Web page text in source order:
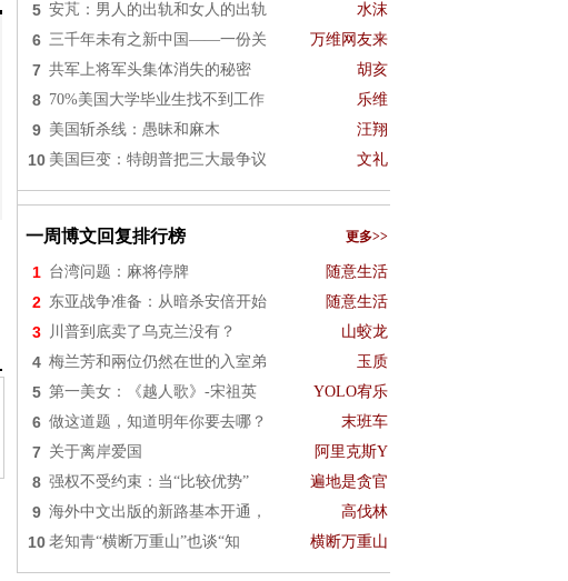
5 安芃：男人的出轨和女人的出轨 水沫
6 三千年未有之新中国——一份关 万维网友来
7 共军上将军头集体消失的秘密 胡亥
8 70%美国大学毕业生找不到工作 乐维
9 美国斩杀线：愚昧和麻木 汪翔
10 美国巨变：特朗普把三大最争议 文礼
一周博文回复排行榜 更多>>
1 台湾问题：麻将停牌 随意生活
2 东亚战争准备：从暗杀安倍开始 随意生活
3 川普到底卖了乌克兰没有？ 山蛟龙
4 梅兰芳和兩位仍然在世的入室弟 玉质
5 第一美女：《越人歌》-宋祖英 YOLO宥乐
6 做这道题，知道明年你要去哪？ 末班车
7 关于离岸爱国 阿里克斯Y
8 强权不受约束：当“比较优势” 遍地是贪官
9 海外中文出版的新路基本开通， 高伐林
10 老知青“横断万重山”也谈“知 横断万重山